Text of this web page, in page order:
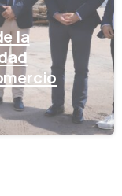
la